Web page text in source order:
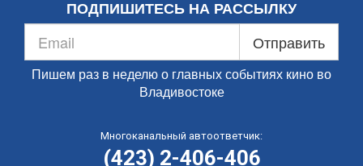
ПОДПИШИТЕСЬ НА РАССЫЛКУ
Отправить
Пишем раз в неделю о главных событиях кино во
Владивостоке
Многоканальный автоответчик:
(423) 2-406-406